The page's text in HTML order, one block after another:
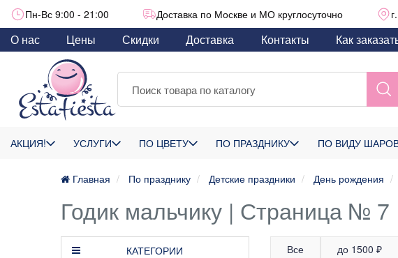
Пн-Вс 9:00 - 21:00 Доставка по Москве и МО круглосуточно
О нас Цены Скидки Доставка Контакты Как
АКЦИЯ! УСЛУГИ ПО ЦВЕТУ ПО ПРАЗДНИКУ ПО ВИДУ
Главная По празднику Детские праздники День рождения
Годик мальчику | Страница № 7
КАТЕГОРИИ
Все до 1500 ₽